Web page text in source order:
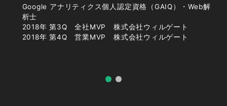
外壁塗装のWEB集客は、需要の季節変動や大手
ポータルサイトの存在、限られた商圏での競争な
ど独自の特徴があります。戦略を立てる前に、こ
Google アナリティクス個人認定資格（GAIQ）・Web解
析士
2018年 第3Q 全社MVP 株式会社ウィルゲート
2018年 第4Q 営業MVP 株式会社ウィルゲート